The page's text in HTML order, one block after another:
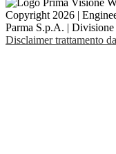
Copyright 2026 |
Parma S.p.A. |
Disclaimer trattamento